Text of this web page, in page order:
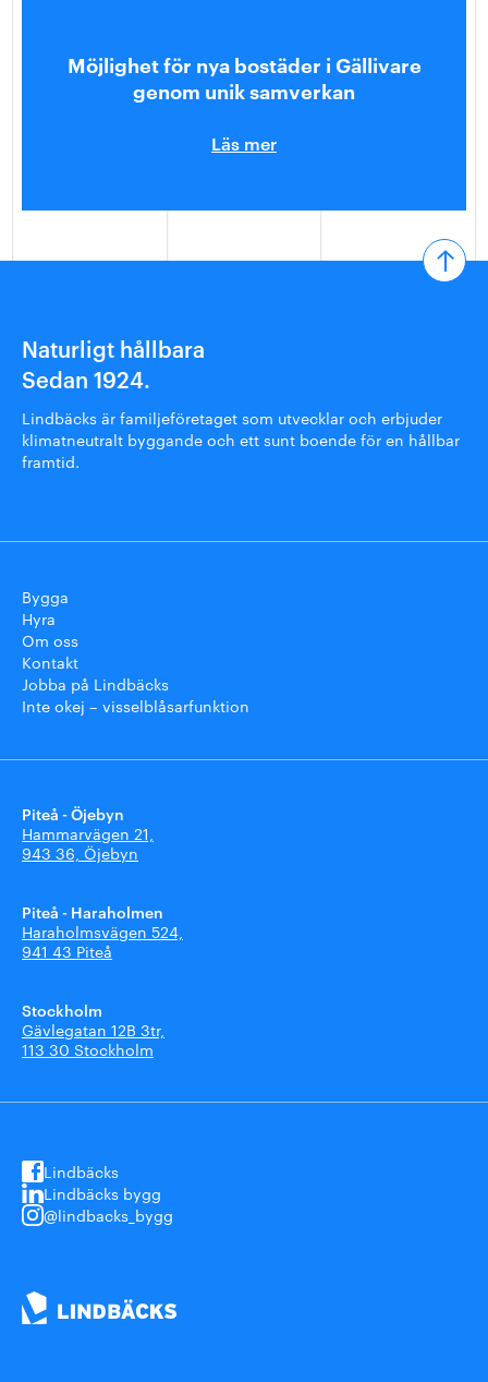
Möjlighet för nya bostäder i Gällivare
genom unik samverkan
Läs mer
Naturligt hållbara
Sedan 1924.
Lindbäcks är familjeföretaget som utvecklar och erbjuder
klimatneutralt byggande och ett sunt boende för en hållbar
framtid.
Bygga
Hyra
Om oss
Kontakt
Jobba på Lindbäcks
Inte okej – visselblåsarfunktion
Piteå - Öjebyn
Hammarvägen 21,
943 36, Öjebyn
Piteå - Haraholmen
Haraholmsvägen 524,
941 43 Piteå
Stockholm
Gävlegatan 12B 3tr,
113 30 Stockholm
Lindbäcks
Lindbäcks bygg
@lindbacks_bygg